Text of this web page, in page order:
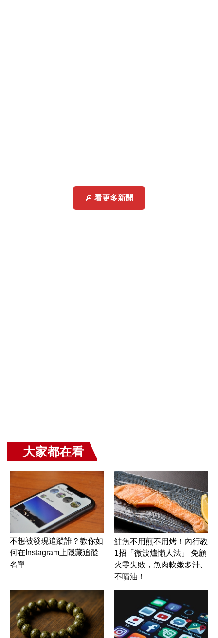
🔎 看更多新聞
大家都在看
不想被發現追蹤誰？教你如
何在Instagram上隱藏追蹤
名單
鮭魚不用煎不用烤！內行教
1招「微波爐懶人法」 免顧
火零失敗，魚肉軟嫩多汁、
不噴油！